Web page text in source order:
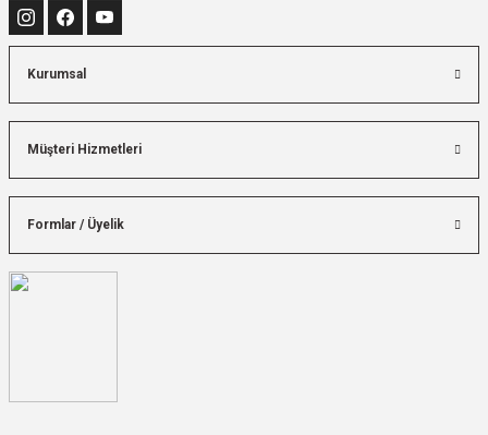
Kurumsal
Müşteri Hizmetleri
Formlar / Üyelik